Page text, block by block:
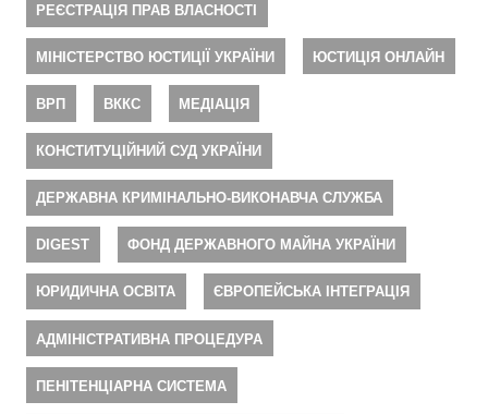
РЕЄСТРАЦІЯ ПРАВ ВЛАСНОСТІ
МІНІСТЕРСТВО ЮСТИЦІЇ УКРАЇНИ ЮСТИЦІЯ ОНЛАЙН
ВРП ВККС МЕДІАЦІЯ
КОНСТИТУЦІЙНИЙ СУД УКРАЇНИ
ДЕРЖАВНА КРИМІНАЛЬНО-ВИКОНАВЧА СЛУЖБА
DIGEST ФОНД ДЕРЖАВНОГО МАЙНА УКРАЇНИ
ЮРИДИЧНА ОСВІТА ЄВРОПЕЙСЬКА ІНТЕГРАЦІЯ
АДМІНІСТРАТИВНА ПРОЦЕДУРА
ПЕНІТЕНЦІАРНА СИСТЕМА